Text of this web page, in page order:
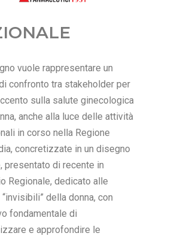
vuole rappresentare un
confronto tra stakeholder per
sulla salute ginecologica
anche alla luce delle attività
in corso nella Regione
concretizzate in un disegno
presentato di recente in
Regionale, dedicato alle
della donna, con
fondamentale di
e approfondire le